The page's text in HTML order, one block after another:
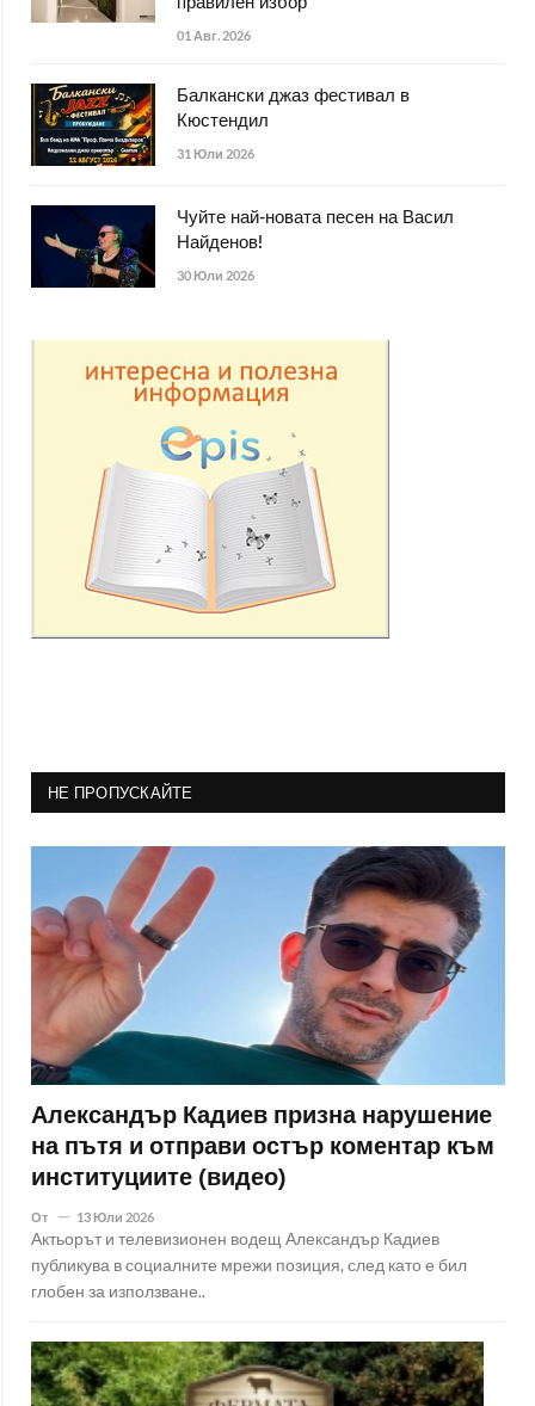
01 Авг. 2026
Балкански джаз фестивал в
Кюстендил
31 Юли 2026
Чуйте най-новата песен на Васил
Найденов!
30 Юли 2026
НЕ ПРОПУСКАЙТЕ
Александър Кадиев призна нарушение
на пътя и отправи остър коментар към
институциите (видео)
От 13 Юли 2026
Актьорът и телевизионен водещ Александър Кадиев
публикува в социалните мрежи позиция, след като е бил
глобен за използване..